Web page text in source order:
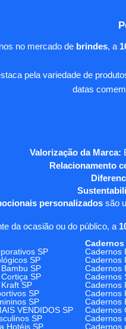
no mercado de brindes, a
pela variedade de
datas
Valorização da Marca:
Relacionamento
personalizados são
da ocasião ou do público, a
Cadernos
SP
Cadernos
SP
Cadernos
SP
Cadernos
SP
Cadernos
SP
Cadernos
SP
Cadernos
SP
Cadernos
VENDIDOS SP
Cadernos
SP
Cadernos
Hotéis SP
Cadernos